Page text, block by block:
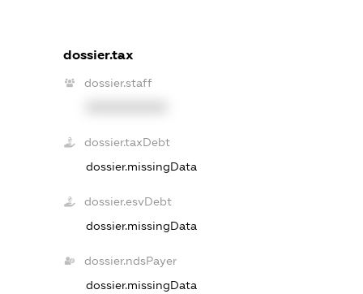
dossier.tax
dossier.staff
dossier.taxDebt
dossier.missingData
dossier.esvDebt
dossier.missingData
dossier.ndsPayer
dossier.missingData